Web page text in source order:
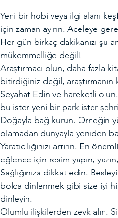
Yeni bir hobi veya ilgi alanı
için zaman ayırın. Aceleye
Her gün birkaç dakikanızı şu
mükemmelliğe değil!
Araştırmacı olun, daha fazla
bitirdiğiniz değil, araştırmanın
Seyahat Edin ve hareketli
bu ister yeni bir park ister
Doğayla bağ kurun. Örneğin
olamadan dünyayla yeniden
Yaratıcılığınızı artırın. En
eğlence için resim yapın,
Sağlığınıza dikkat edin.
bolca dinlenmek gibi size iyi
dinleyin.
Olumlu ilişkilerden zevk alın.